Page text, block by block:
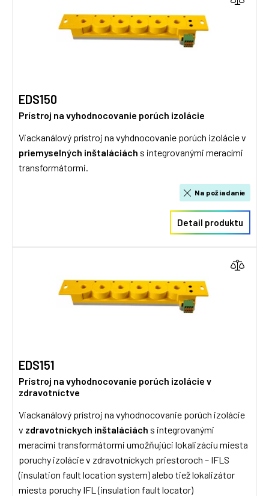
EDS150
Prístroj na vyhodnocovanie porúch izolácie
Viackanálový prístroj na vyhdnocovanie porúch izolácie v
priemyselných inštaláciách s integrovanými meracími
transformátormi.
Na požiadanie
Detail produktu
EDS151
Prístroj na vyhodnocovanie porúch izolácie v
zdravotníctve
Viackanálový prístroj na vyhodnocovanie porúch izolácie
v zdravotníckych inštaláciách s integrovanými
meracími transformátormi umožňujúci lokalizáciu miesta
poruchy izolácie v zdravotníckych priestoroch – IFLS
(insulation fault location system) alebo tiež lokalizátor
miesta poruchy IFL (insulation fault locator)